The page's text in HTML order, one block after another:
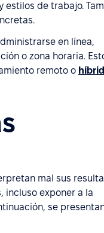
estilos de trabajo.
en línea,
o zona horaria.
remoto o
mal sus
incluso exponer a la
se